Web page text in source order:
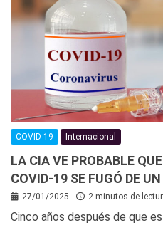
COVID-19 Internacional
LA CIA VE PROBABLE
COVID-19 SE FUGÓ DE
27/01/2025 2 minutos de
Cinco años después de que